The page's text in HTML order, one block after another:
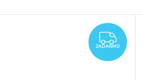
ZADARMO